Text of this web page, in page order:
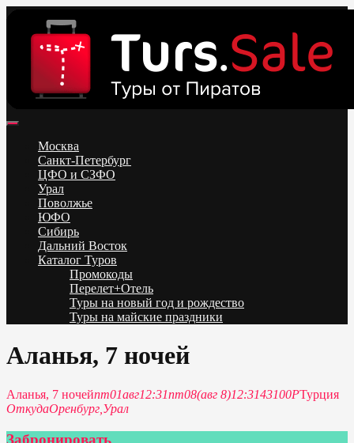
content
Низкие цены на путевки 3-7-10 ночей все включено, отдых на
море. Распродажа экскурсионных и горнолыжных туров.
Обновление каждый день. Официальный сайт Тур Сейл
Москва
Санкт-Петербург
ЦФО и СЗФО
Урал
Поволжье
ЮФО
Сибирь
Дальний Восток
Каталог Туров
Промокоды
Перелет+Отель
Туры на новый год и рождество
Туры на майские праздники
Аланья, 7 ночей
Аланья, 7 ночейпт01авг12:31пт08(авг 8)12:3143100PТурция
ОткудаОренбург, Урал
Забронировать